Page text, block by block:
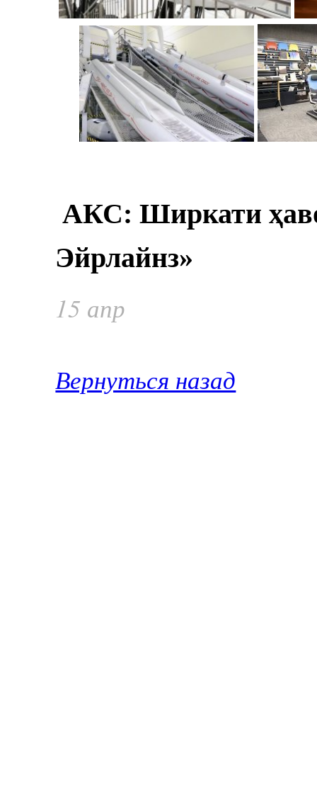
АКС: Ширкати
Эйрлайнз»
15 апр
Вернуться назад